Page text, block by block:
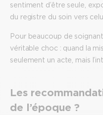
sentiment d’être seule,
du registre du soin vers
Pour beaucoup de
véritable choc : quand la
seulement un acte, mais
Les
de l’époque ?